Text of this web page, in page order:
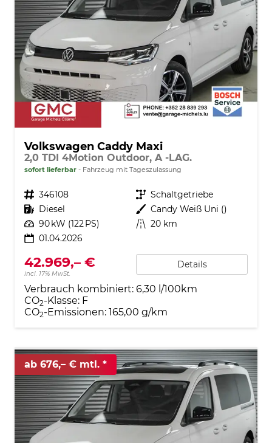
Volkswagen Caddy Maxi
2,0 TDI 4Motion Outdoor, A -LAG.
sofort lieferbar Fahrzeug mit Tageszulassung
Fahrzeugnr. 346108 Getriebe Schaltgetriebe
Kraftstoff Diesel Außenfarbe Candy Weiß Uni ()
Leistung 90 kW (122 PS) Kilometerstand 20 km
01.04.2026
42.969,– €
incl. 17% MwSt.
Details
Verbrauch kombiniert: 6,30 l/100km
CO2-Klasse: F
CO2-Emissionen: 165,00 g/km
ab 676,– € mtl.